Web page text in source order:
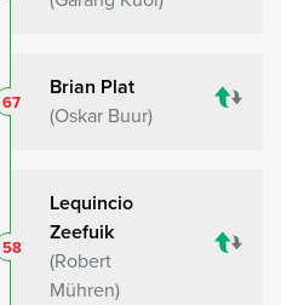
Brian Plat
Oskar Buur
67
Lequincio
Zeefuik
Robert
Mühren
58